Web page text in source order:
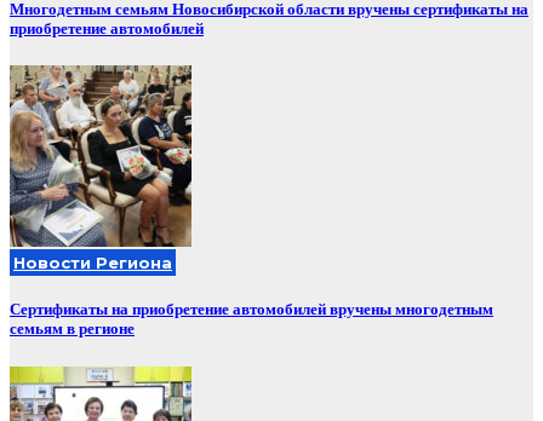
Многодетным семьям Новосибирской области вручены сертификаты на
приобретение автомобилей
Новости Региона
Сертификаты на приобретение автомобилей вручены многодетным
семьям в регионе